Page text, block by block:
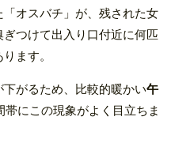
オスバチ」が、残された女
つけて出入り口付近に何匹
ます。
がるため、比較的暖かい午
帯にこの現象がよく目立ちま